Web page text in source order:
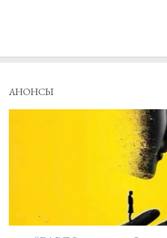
АНОНСЫ